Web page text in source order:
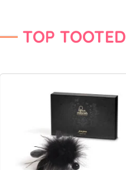
TOP TOOTED